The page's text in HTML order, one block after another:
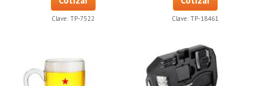
Clave: TP-7522 Clave: TP-18461